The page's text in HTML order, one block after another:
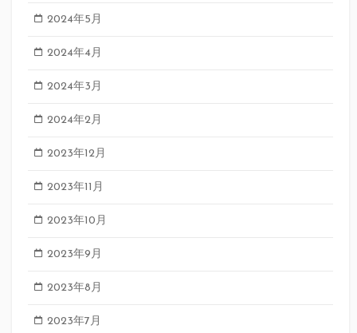
2024年5月
2024年4月
2024年3月
2024年2月
2023年12月
2023年11月
2023年10月
2023年9月
2023年8月
2023年7月